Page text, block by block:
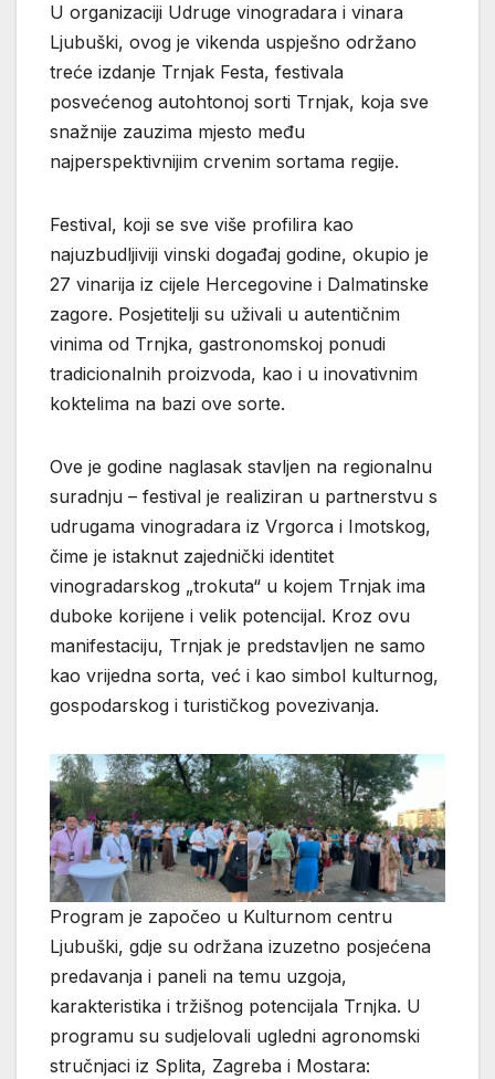
U organizaciji Udruge vinogradara i vinara
Ljubuški, ovog je vikenda uspješno održano
treće izdanje Trnjak Festa, festivala
posvećenog autohtonoj sorti Trnjak, koja sve
snažnije zauzima mjesto među
najperspektivnijim crvenim sortama regije.
Festival, koji se sve više profilira kao
najuzbudljiviji vinski događaj godine, okupio je
27 vinarija iz cijele Hercegovine i Dalmatinske
zagore. Posjetitelji su uživali u autentičnim
vinima od Trnjka, gastronomskoj ponudi
tradicionalnih proizvoda, kao i u inovativnim
koktelima na bazi ove sorte.
Ove je godine naglasak stavljen na regionalnu
suradnju – festival je realiziran u partnerstvu s
udrugama vinogradara iz Vrgorca i Imotskog,
čime je istaknut zajednički identitet
vinogradarskog „trokuta“ u kojem Trnjak ima
duboke korijene i velik potencijal. Kroz ovu
manifestaciju, Trnjak je predstavljen ne samo
kao vrijedna sorta, već i kao simbol kulturnog,
gospodarskog i turističkog povezivanja.
Program je započeo u Kulturnom centru
Ljubuški, gdje su održana izuzetno posjećena
predavanja i paneli na temu uzgoja,
karakteristika i tržišnog potencijala Trnjka. U
programu su sudjelovali ugledni agronomski
stručnjaci iz Splita, Zagreba i Mostara: